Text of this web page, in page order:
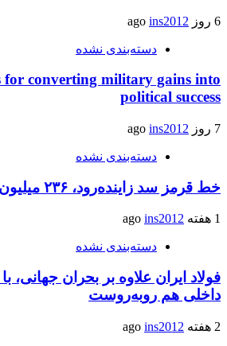
6 روز ago ins2012
دسته‌بندی نشده
for converting military gains into
political success
7 روز ago ins2012
دسته‌بندی نشده
خط قرمز سد زاینده‌رود، ۲۳۶ میلیون مترمکعب است
1 هفته ago ins2012
دسته‌بندی نشده
فولاد ایران علاوه بر بحران
داخلی هم روبه‌روست
2 هفته ago ins2012